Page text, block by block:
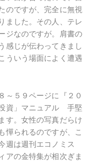
のですが、完全に無視
ました。その人、テレ
ジなのですが。肩書の
感じが伝わってきまし
ういう場面によく遭遇
～５９ページに『２０
資」マニュアル 手堅
す。女性の写真だらけ
憚られるのですが、こ
週は週刊エコノミス
アの金特集が相次ぎま